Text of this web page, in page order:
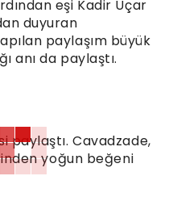
eşi Kadir Uçar
duyuran
paylaşım büyük
anı da paylaştı.
paylaştı. Cavadzade,
yoğun beğeni